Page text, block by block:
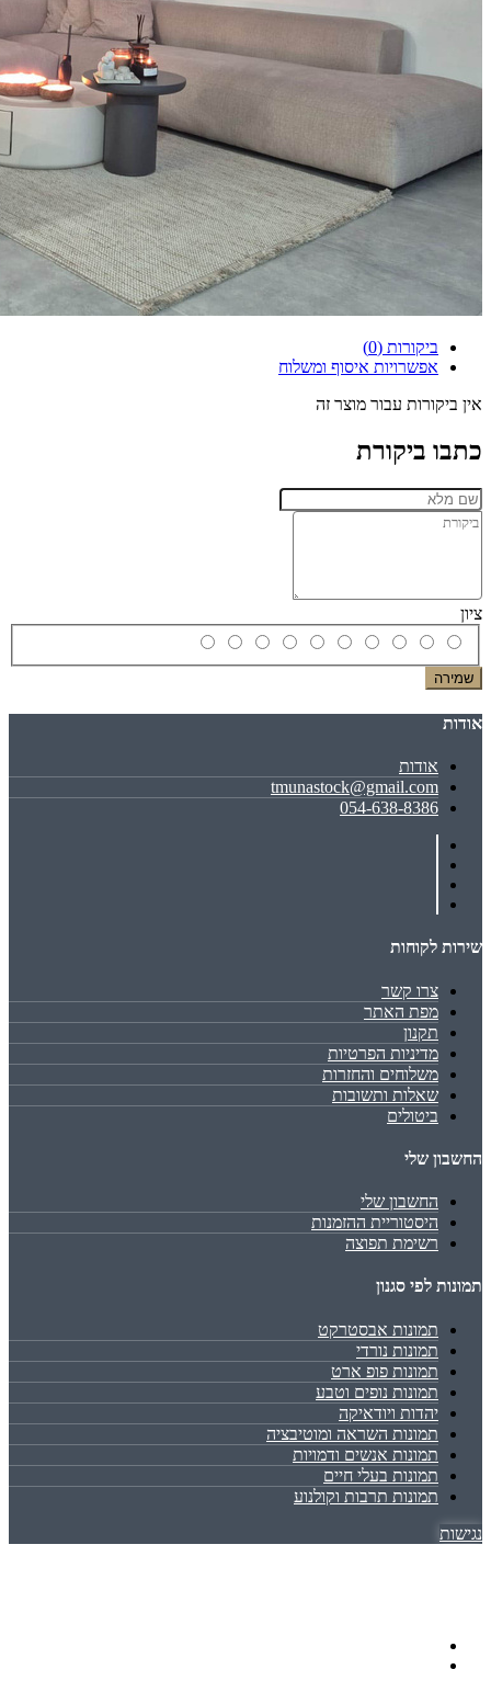
ביקורות (0)
אפשרויות איסוף ומשלוח
אין ביקורות עבור מוצר זה
כתבו ביקורת
ציון
שמירה
אודות
אודות
tmunastock@gmail.com
054-638-8386
שירות לקוחות
צרו קשר
מפת האתר
תקנון
מדיניות הפרטיות
משלוחים והחזרות
שאלות ותשובות
ביטולים
החשבון שלי
החשבון שלי
היסטוריית ההזמנות
רשימת תפוצה
תמונות לפי סגנון
תמונות אבסטרקט
תמונות נורדי
תמונות פופ ארט
תמונות נופים וטבע
יהדות ויודאיקה
תמונות השראה ומוטיבציה
תמונות אנשים ודמויות
תמונות בעלי חיים
תמונות תרבות וקולנוע
נגישות